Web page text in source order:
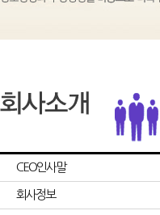
CEO인사말
회사정보